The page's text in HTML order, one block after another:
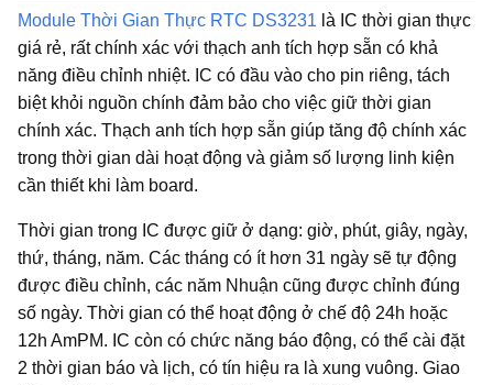
Module Thời Gian Thực RTC DS3231 là IC thời gian thực
giá rẻ, rất chính xác với thạch anh tích hợp sẵn có khả
năng điều chỉnh nhiệt. IC có đầu vào cho pin riêng, tách
biệt khỏi nguồn chính đảm bảo cho việc giữ thời gian
chính xác. Thạch anh tích hợp sẵn giúp tăng độ chính xác
trong thời gian dài hoạt động và giảm số lượng linh kiện
cần thiết khi làm board.
Thời gian trong IC được giữ ở dạng: giờ, phút, giây, ngày,
thứ, tháng, năm. Các tháng có ít hơn 31 ngày sẽ tự động
được điều chỉnh, các năm Nhuận cũng được chỉnh đúng
số ngày. Thời gian có thể hoạt động ở chế độ 24h hoặc
12h AmPM. IC còn có chức năng báo động, có thể cài đặt
2 thời gian báo và lịch, có tín hiệu ra là xung vuông. Giao